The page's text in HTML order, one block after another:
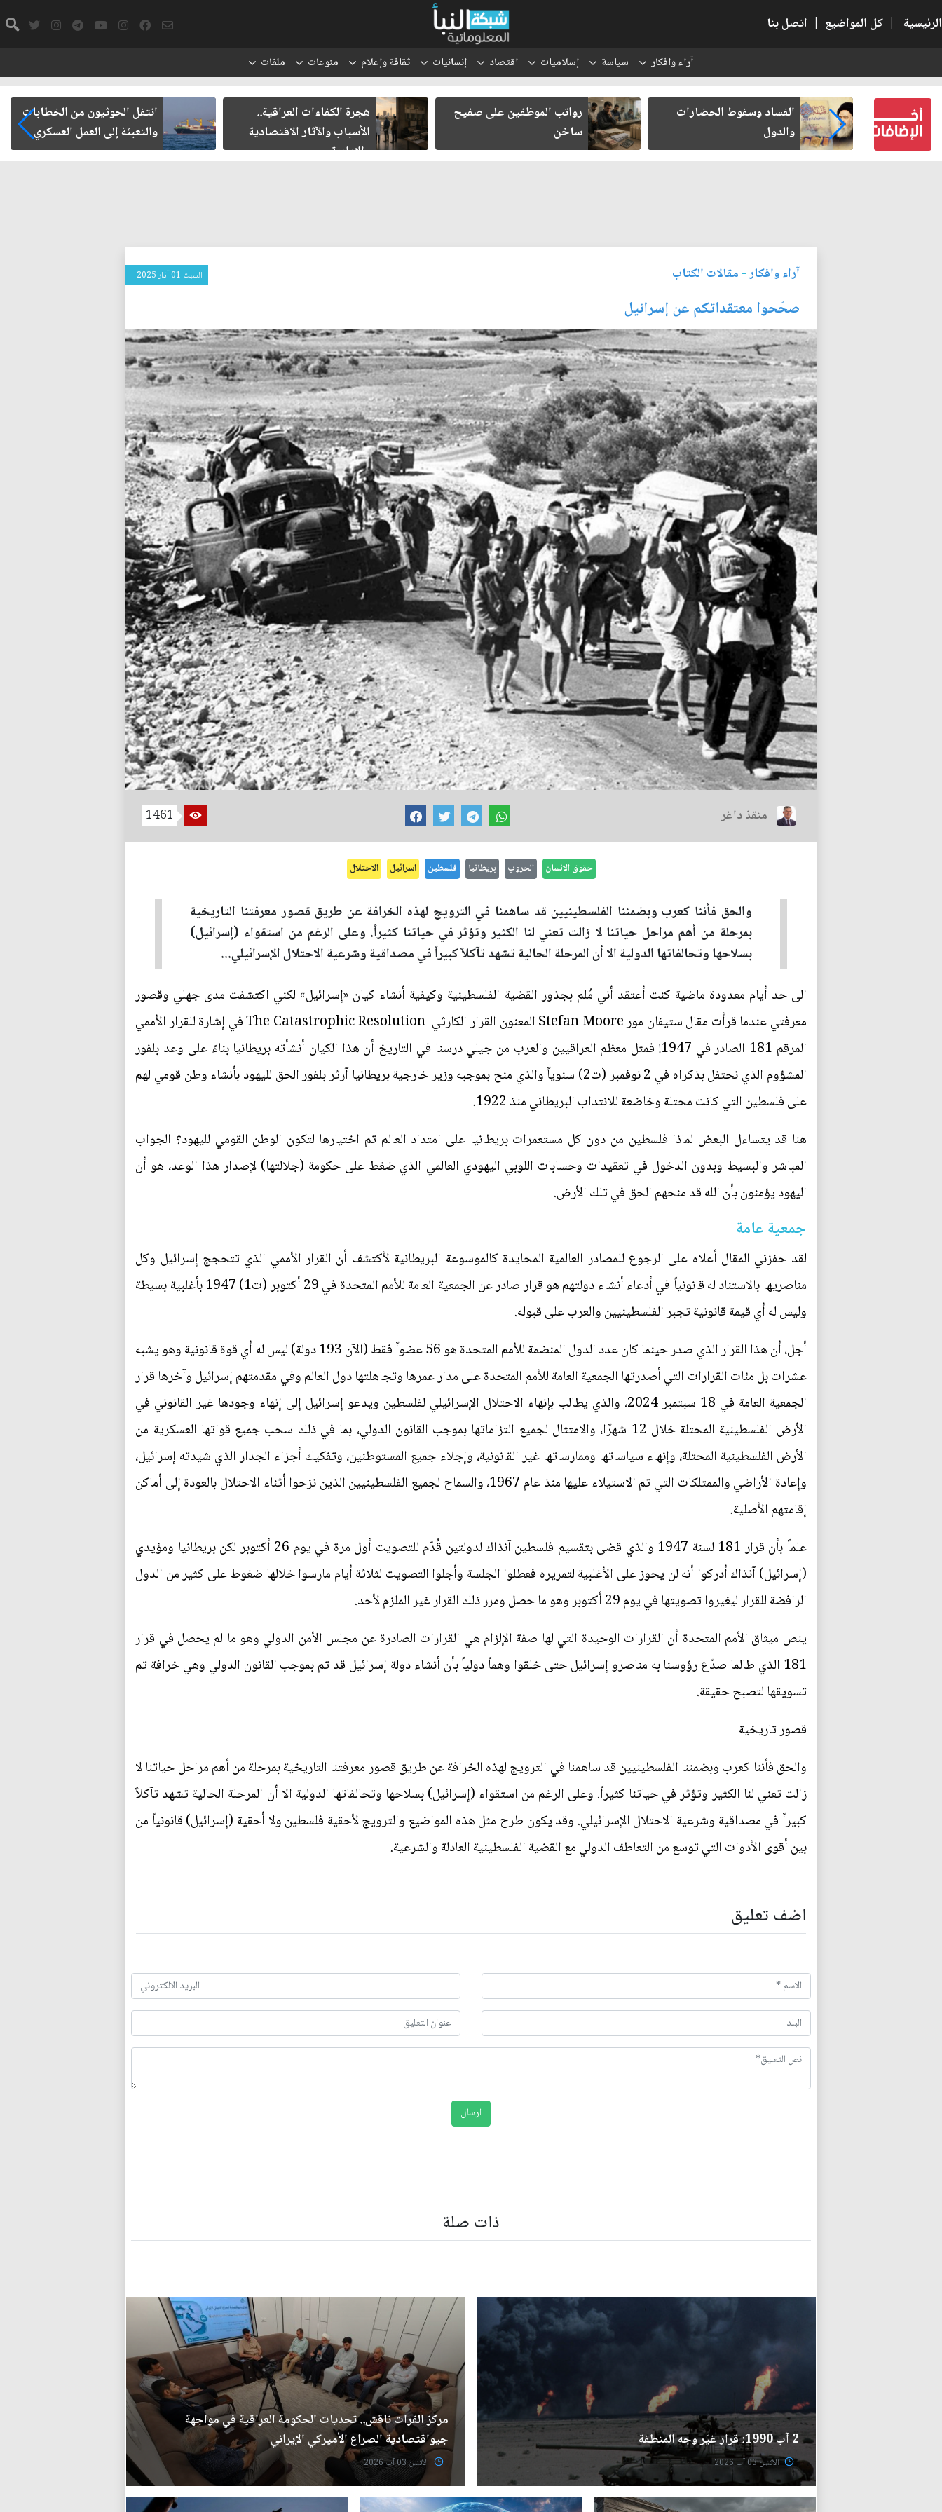
الرئيسية | كل المواضيع | اتصل بنا
آراء وافكار سياسة إسلاميات اقتصاد إنسانيات ثقافة وإعلام منوعات ملفات
الحضارات
رواتب الموظفين على صفيح
ساخن
هجرة الكفاءات العراقية..
الأسباب والآثار الاقتصادية
والإدارية
انتقل الحوثيون من الخطابات
والتعبئة إلى العمل العسكري
مأزق الزيدي مع الميليشيات
آراء وافكار- مقالات الكتاب السبت 01 آذار 2025
صحّحوا معتقداتكم عن إسرائيل
منقذ داغر 1461
حقوق الانسان الحروب بريطانيا فلسطين اسرائيل الاحتلال
والحق فأننا كعرب وبضمننا الفلسطينيين قد ساهمنا في الترويج لهذه الخرافة عن طريق قصور معرفتنا التاريخية
بمرحلة من أهم مراحل حياتنا لا زالت تعني لنا الكثير وتؤثر في حياتنا كثيراً. وعلى الرغم من استقواء (إسرائيل)
بسلاحها وتحالفاتها الدولية الا أن المرحلة الحالية تشهد تآكلاً كبيراً في مصداقية وشرعية الاحتلال الإسرائيلي...
الى حد أيام معدودة ماضية كنت أعتقد أني مُلم بجذور القضية الفلسطينية وكيفية أنشاء كيان «إسرائيل» لكني اكتشفت مدى جهلي وقصور
معرفتي عندما قرأت مقال ستيفان مور Stefan Moore المعنون القرار الكارثي The Catastrophic Resolution في إشارة للقرار الأممي
المرقم 181 الصادر في 1947! فمثل معظم العراقيين والعرب من جيلي درسنا في التاريخ أن هذا الكيان أنشأته بريطانيا بناءً على وعد بلفور
المشؤوم الذي نحتفل بذكراه في 2 نوفمبر (ت2) سنوياً والذي منح بموجبه وزير خارجية بريطانيا آرثر بلفور الحق لليهود بأنشاء وطن قومي لهم
على فلسطين التي كانت محتلة وخاضعة للانتداب البريطاني منذ 1922.
هنا قد يتساءل البعض لماذا فلسطين من دون كل مستعمرات بريطانيا على امتداد العالم تم اختيارها لتكون الوطن القومي لليهود؟ الجواب
المباشر والبسيط وبدون الدخول في تعقيدات وحسابات اللوبي اليهودي العالمي الذي ضغط على حكومة (جلالتها) لإصدار هذا الوعد، هو أن
اليهود يؤمنون بأن الله قد منحهم الحق في تلك الأرض.
جمعية عامة
لقد حفزني المقال أعلاه على الرجوع للمصادر العالمية المحايدة كالموسوعة البريطانية لأكتشف أن القرار الأممي الذي تتحجج إسرائيل وكل
مناصريها بالاستناد له قانونياً في أدعاء أنشاء دولتهم هو قرار صادر عن الجمعية العامة للأمم المتحدة في 29 أكتوبر (ت1) 1947 بأغلبية بسيطة
وليس له أي قيمة قانونية تجبر الفلسطينيين والعرب على قبوله.
أجل، أن هذا القرار الذي صدر حينما كان عدد الدول المنضمة للأمم المتحدة هو 56 عضواً فقط (الآن 193 دولة) ليس له أي قوة قانونية وهو يشبه
عشرات بل مئات القرارات التي أصدرتها الجمعية العامة للأمم المتحدة على مدار عمرها وتجاهلتها دول العالم وفي مقدمتهم إسرائيل وآخرها قرار
الجمعية العامة في 18 سبتمبر 2024، والذي يطالب بإنهاء الاحتلال الإسرائيلي لفلسطين ويدعو إسرائيل إلى إنهاء وجودها غير القانوني في
الأرض الفلسطينية المحتلة خلال 12 شهرًا، والامتثال لجميع التزاماتها بموجب القانون الدولي، بما في ذلك سحب جميع قواتها العسكرية من
الأرض الفلسطينية المحتلة، وإنهاء سياساتها وممارساتها غير القانونية، وإجلاء جميع المستوطنين، وتفكيك أجزاء الجدار الذي شيدته إسرائيل،
وإعادة الأراضي والممتلكات التي تم الاستيلاء عليها منذ عام 1967، والسماح لجميع الفلسطينيين الذين نزحوا أثناء الاحتلال بالعودة إلى أماكن
إقامتهم الأصلية.
علماً بأن قرار 181 لسنة 1947 والذي قضى بتقسيم فلسطين آنذاك لدولتين قُدّم للتصويت أول مرة في يوم 26 أكتوبر لكن بريطانيا ومؤيدي
(إسرائيل) آنذاك أدركوا أنه لن يحوز على الأغلبية لتمريره فعطلوا الجلسة وأجلوا التصويت لثلاثة أيام مارسوا خلالها ضغوط على كثير من الدول
الرافضة للقرار ليغيروا تصويتها في يوم 29 أكتوبر وهو ما حصل ومرر ذلك القرار غير الملزم لأحد.
ينص ميثاق الأمم المتحدة أن القرارات الوحيدة التي لها صفة الإلزام هي القرارات الصادرة عن مجلس الأمن الدولي وهو ما لم يحصل في قرار
181 الذي طالما صدّع رؤوسنا به مناصرو إسرائيل حتى خلقوا وهماً دولياً بأن أنشاء دولة إسرائيل قد تم بموجب القانون الدولي وهي خرافة تم
تسويقها لتصبح حقيقة.
قصور تاريخية
والحق فأننا كعرب وبضمننا الفلسطينيين قد ساهمنا في الترويج لهذه الخرافة عن طريق قصور معرفتنا التاريخية بمرحلة من أهم مراحل حياتنا لا
زالت تعني لنا الكثير وتؤثر في حياتنا كثيراً. وعلى الرغم من استقواء (إسرائيل) بسلاحها وتحالفاتها الدولية الا أن المرحلة الحالية تشهد تآكلاً
كبيراً في مصداقية وشرعية الاحتلال الإسرائيلي. وقد يكون طرح مثل هذه المواضيع والترويج لأحقية فلسطين ولا أحقية (إسرائيل) قانونياً من
بين أقوى الأدوات التي توسع من التعاطف الدولي مع القضية الفلسطينية العادلة والشرعية.
اضف تعليق
ذات صلة
2 آب 1990: قرار غيّر وجه المنطقة
الأثنين 03 آب 2026
مركز الفرات ناقش.. تحديات الحكومة العراقية في مواجهة
جيواقتصادية الصراع الأميركي الإيراني
الأثنين 03 آب 2026